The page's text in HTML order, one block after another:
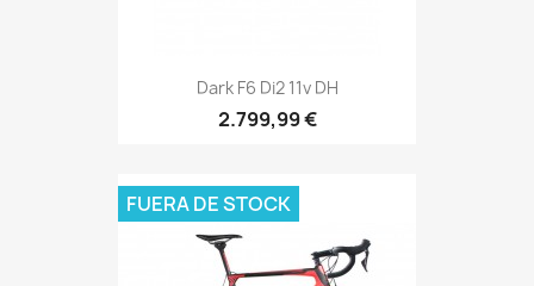
Dark F6 Di2 11v DH
2.799,99 €
FUERA DE STOCK